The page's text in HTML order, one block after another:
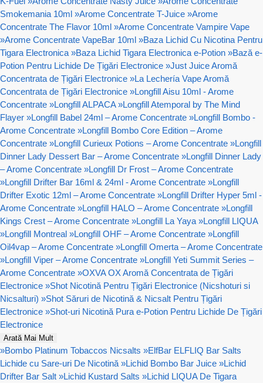
Smokemania 10ml »Arome Concentrate T-Juice »Arome
Concentrate The Flavor 10ml »Arome Concentrate Vampire Vape
»Arome Concentrate VapeBar 10ml »Baza Lichid Cu Nicotina Pentru
Tigara Electronica »Baza Lichid Tigara Electronica e-Potion »Bază e-
Potion Pentru Lichide De Țigări Electronice »Just Juice Aromă
Concentrata de Țigări Electronice »La Lechería Vape Aromă
Concentrata de Țigări Electronice »Longfill Aisu 10ml - Arome
Concentrate »Longfill ALPACA »Longfill Atemporal by The Mind
Flayer »Longfill Babel 24ml – Arome Concentrate »Longfill Bombo -
Arome Concentrate »Longfill Bombo Core Edition – Arome
Concentrate »Longfill Curieux Potions – Arome Concentrate »Longfill
Dinner Lady Dessert Bar – Arome Concentrate »Longfill Dinner Lady
– Arome Concentrate »Longfill Dr Frost – Arome Concentrate
»Longfill Drifter Bar 16ml & 24ml - Arome Concentrate »Longfill
Drifter Exotic 12ml – Arome Concentrate »Longfill Drifter Hyper 5ml -
Arome Concentrate »Longfill HALO – Arome Concentrate »Longfill
Kings Crest – Arome Concentrate »Longfill La Yaya »Longfill LIQUA
»Longfill Montreal »Longfill OHF – Arome Concentrate »Longfill
Oil4vap – Arome Concentrate »Longfill Omerta – Arome Concentrate
»Longfill Viper – Arome Concentrate »Longfill Yeti Summit Series –
Arome Concentrate »OXVA OX Aromă Concentrata de Țigări
Electronice »Shot Nicotină Pentru Țigări Electronice (Nicshoturi si
Nicsalturi) »Shot Săruri de Nicotină & Nicsalt Pentru Țigări
Electronice »Shot-uri Nicotină Pura e-Potion Pentru Lichide De Țigări
Electronice
Arată Mai Mult
»Bombo Platinum Tobaccos Nicsalts »ElfBar ELFLIQ Bar Salts
Lichide cu Sare-uri De Nicotină »Lichid Bombo Bar Juice »Lichid
Drifter Bar Salt »Lichid Kustard Salts »Lichid LIQUA De Tigara